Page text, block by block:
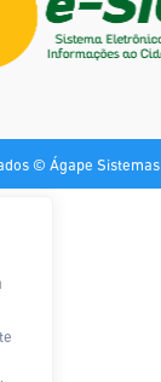
© Ágape Sistemas